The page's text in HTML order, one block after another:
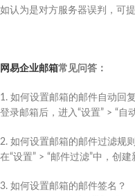
如认为是对方服务器误判，可
网易企业邮箱常见问答：
1. 如何设置邮箱的邮件自动回
登录邮箱后，进入“设置” > “自
2. 如何设置邮箱的邮件过滤规
在“设置” > “邮件过滤”中，创
3. 如何设置邮箱的邮件签名？